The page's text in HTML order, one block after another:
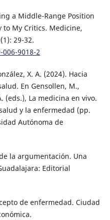
a Middle-Range Position
to My Critics. Medicine,
29-32.
9018-2
X. A. (2024). Hacia
En Gensollen, M.,
(eds.), La medicina en vivo.
y la enfermedad (pp.
Autónoma de
la argumentación. Una
Editorial
de enfermedad. Ciudad